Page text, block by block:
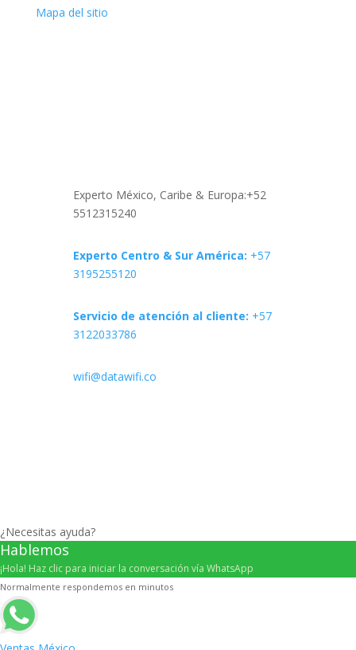
Mapa del sitio
Experto México, Caribe & Europa:+52
5512315240
Experto Centro & Sur América: +57
3195255120
Servicio de atención al cliente: +57
3122033786
wifi@datawifi.co
¿Necesitas ayuda?
Hablemos
¡Hola! Haz clic para iniciar la conversación vía WhatsApp
Normalmente respondemos en minutos